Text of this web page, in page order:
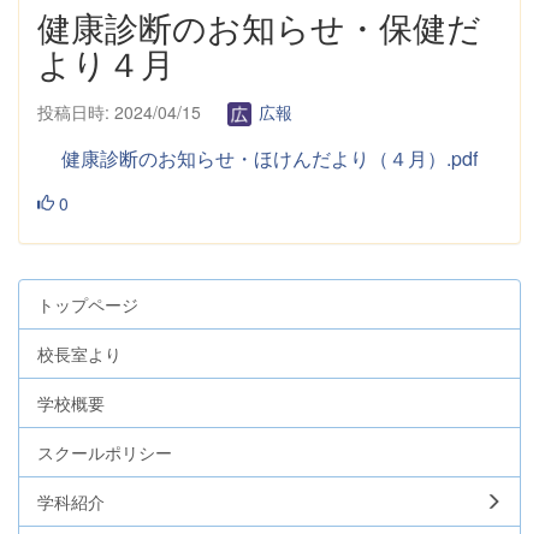
健康診断のお知らせ・保健だ
より４月
投稿日時: 2024/04/15 広報
健康診断のお知らせ・ほけんだより（４月）.pdf
0
トップページ
校長室より
学校概要
スクールポリシー
学科紹介